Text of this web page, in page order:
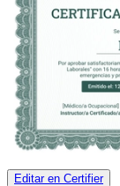
Editar en Certifier